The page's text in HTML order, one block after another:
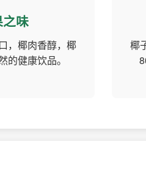
味
，椰肉香醇，椰
的健康饮品。
椰